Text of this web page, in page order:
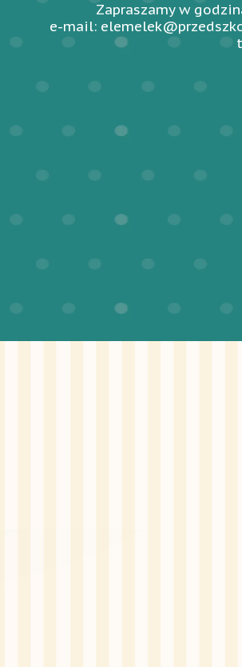
Zapraszamy w
e-mail: